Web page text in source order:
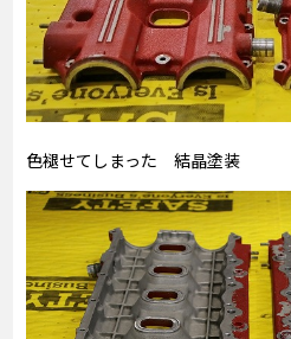
色褪せてしまった 結晶塗装